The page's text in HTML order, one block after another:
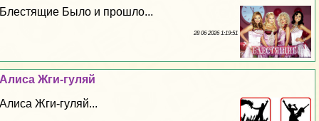
Блестящие Было и прошло...
28 06 2026 1:19:51
Алиса Жги-гуляй
Алиса Жги-гуляй...